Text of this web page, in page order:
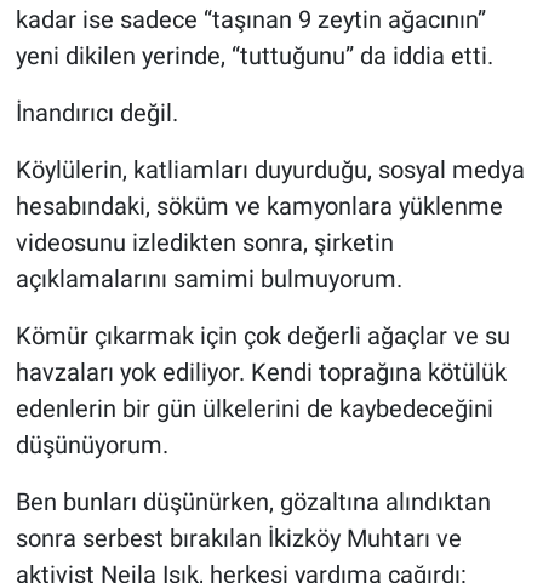
kadar ise sadece “taşınan 9 zeytin ağacının”
yeni dikilen yerinde, “tuttuğunu” da iddia etti.
İnandırıcı değil.
Köylülerin, katliamları duyurduğu, sosyal medya
hesabındaki, söküm ve kamyonlara yüklenme
videosunu izledikten sonra, şirketin
açıklamalarını samimi bulmuyorum.
Kömür çıkarmak için çok değerli ağaçlar ve su
havzaları yok ediliyor. Kendi toprağına kötülük
edenlerin bir gün ülkelerini de kaybedeceğini
düşünüyorum.
Ben bunları düşünürken, gözaltına alındıktan
sonra serbest bırakılan İkizköy Muhtarı ve
aktivist Nejla Işık, herkesi yardıma çağırdı: